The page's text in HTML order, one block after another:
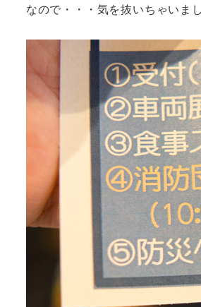
なので・・・気を抜いちゃいま